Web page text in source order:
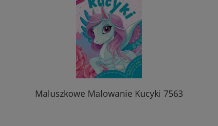
Maluszkowe Malowanie Kucyki 7563